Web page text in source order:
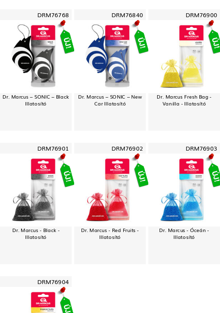
DRM76768
Dr. Marcus – SONIC – Black
Illatosító
DRM76840
Dr. Marcus – SONIC – New
Car Illatosító
DRM76900
Dr. Marcus Fresh Bag -
Vanilla - Illatosító
DRM76901
Dr. Marcus - Black -
Illatosító
DRM76902
Dr. Marcus - Red Fruits -
Illatosító
DRM76903
Dr. Marcus - Óceán -
Illatosító
DRM76904